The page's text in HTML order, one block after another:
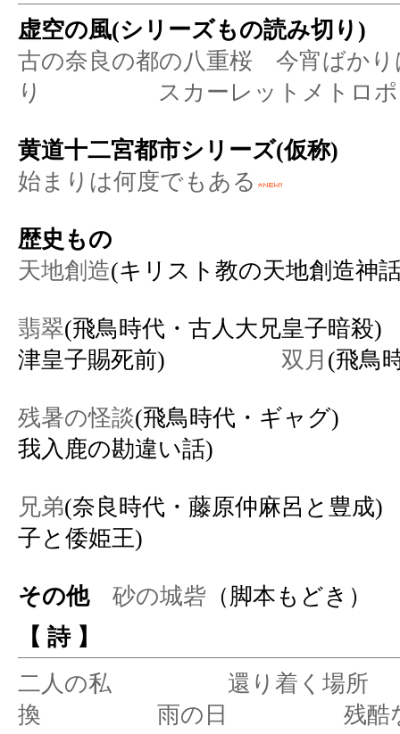
虚空の風(シリーズもの読み切り)
古の奈良の都の八重桜 今宵ばかり
り
スカーレットメトロ
黄道十二宮都市シリーズ(仮称)
始まりは何度でもある
歴史もの
天地創造(キリスト教の天地創造神
翡翠(飛鳥時代・古人大兄皇
津皇子賜死前) 双月 (飛鳥
残暑の怪談(飛鳥時代・ギ
我入鹿の勘違い話)
兄弟(奈良時代・藤原仲麻
子と倭姫王)
その他 砂の城砦 （脚本もどき）
【 詩】
二人の私
還り着く場所
換
雨の日 残酷